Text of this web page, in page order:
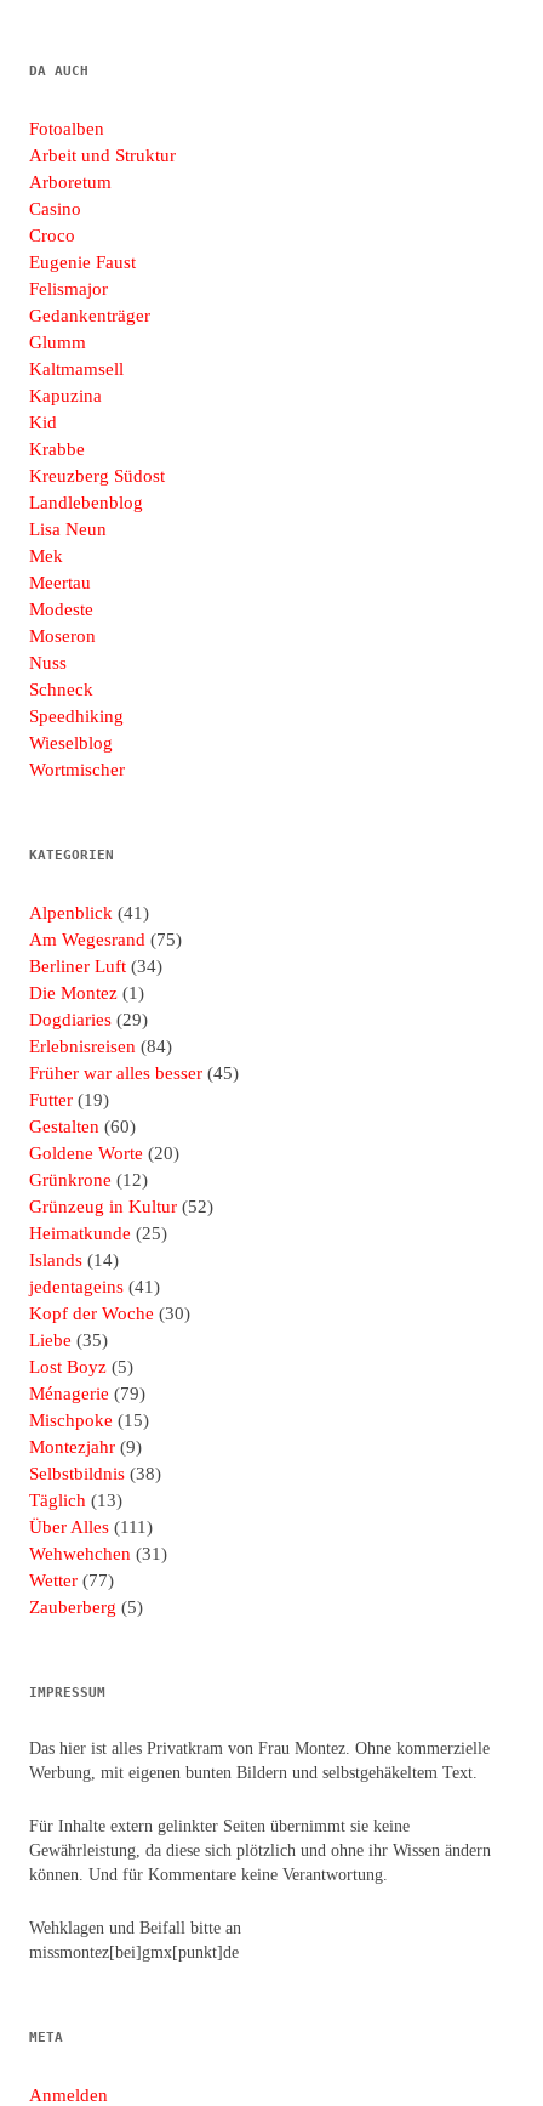
DA AUCH
Fotoalben
Arbeit und Struktur
Arboretum
Casino
Croco
Eugenie Faust
Felismajor
Gedankenträger
Glumm
Kaltmamsell
Kapuzina
Kid
Krabbe
Kreuzberg Südost
Landlebenblog
Lisa Neun
Mek
Meertau
Modeste
Moseron
Nuss
Schneck
Speedhiking
Wieselblog
Wortmischer
KATEGORIEN
Alpenblick (41)
Am Wegesrand (75)
Berliner Luft (34)
Die Montez (1)
Dogdiaries (29)
Erlebnisreisen (84)
Früher war alles besser (45)
Futter (19)
Gestalten (60)
Goldene Worte (20)
Grünkrone (12)
Grünzeug in Kultur (52)
Heimatkunde (25)
Islands (14)
jedentageins (41)
Kopf der Woche (30)
Liebe (35)
Lost Boyz (5)
Ménagerie (79)
Mischpoke (15)
Montezjahr (9)
Selbstbildnis (38)
Täglich (13)
Über Alles (111)
Wehwehchen (31)
Wetter (77)
Zauberberg (5)
IMPRESSUM
Das hier ist alles Privatkram von Frau Montez. Ohne kommerzielle
Werbung, mit eigenen bunten Bildern und selbstgehäkeltem Text.
Für Inhalte extern gelinkter Seiten übernimmt sie keine
Gewährleistung, da diese sich plötzlich und ohne ihr Wissen ändern
können. Und für Kommentare keine Verantwortung.
Wehklagen und Beifall bitte an
missmontez[bei]gmx[punkt]de
META
Anmelden